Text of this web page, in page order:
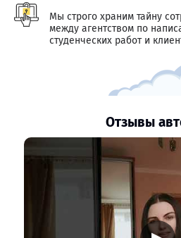
Мы строго храним тайну
между агентством по
студенческих работ и
Отзывы